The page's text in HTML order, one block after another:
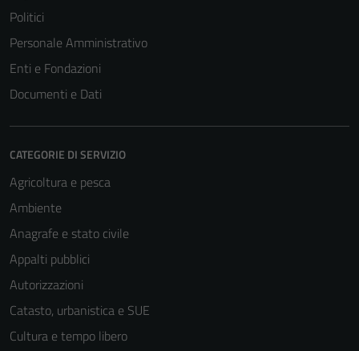
Politici
Personale Amministrativo
Enti e Fondazioni
Documenti e Dati
CATEGORIE DI SERVIZIO
Agricoltura e pesca
Ambiente
Anagrafe e stato civile
Appalti pubblici
Autorizzazioni
Catasto, urbanistica e SUE
Cultura e tempo libero